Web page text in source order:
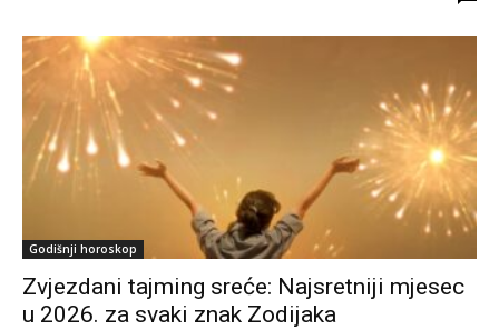
Godišnji horoskop
Zvjezdani tajming sreće: Najsretniji mjesec
u 2026. za svaki znak Zodijaka